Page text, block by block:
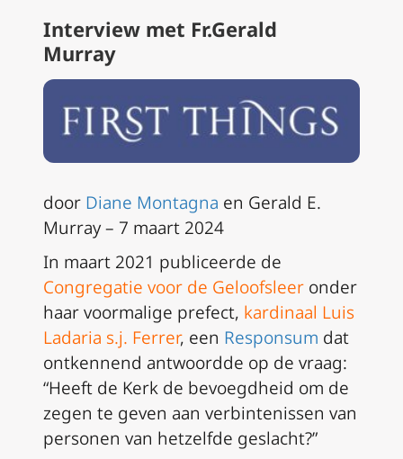
Interview met Fr.Gerald
Murray
door Diane Montagna en Gerald E.
Murray – 7 maart 2024
In maart 2021 publiceerde de
Congregatie voor de Geloofsleer onder
haar voormalige prefect, kardinaal Luis
Ladaria s.j. Ferrer, een Responsum dat
ontkennend antwoordde op de vraag:
“Heeft de Kerk de bevoegdheid om de
zegen te geven aan verbintenissen van
personen van hetzelfde geslacht?”